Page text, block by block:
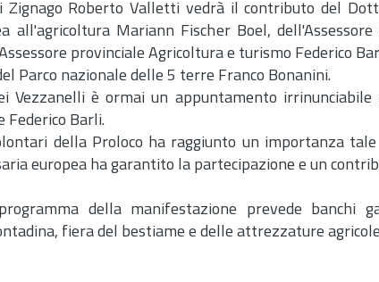
Roberto Valletti vedrà il contributo del
all'agricoltura Mariann Fischer Boel,
provinciale Agricoltura e turismo Federico
Parco nazionale delle 5 terre Franco Bonanini.
Vezzanelli è ormai un appuntamento
Federico Barli.
della Proloco ha raggiunto un importanza
europea ha garantito la partecipazione e un
della manifestazione prevede banchi
fiera del bestiame e delle attrezzature